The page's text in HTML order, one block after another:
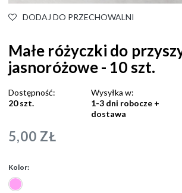
DODAJ DO PRZECHOWALNI
Małe różyczki do
jasnoróżowe - 10 szt.
Dostępność:
20 szt.
Wysyłka w:
1-3 dni robocze +
dostawa
5,00 ZŁ
Kolor: